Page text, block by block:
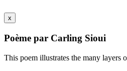
x
Poème par Carling Sioui
This poem illustrates the many layers